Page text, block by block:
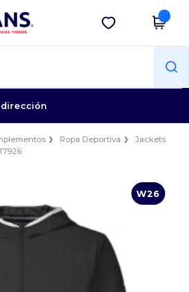
app!
Descargar app
Ropa Deportiva
Jackets
W26